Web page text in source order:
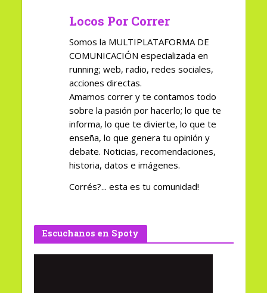
Locos Por Correr
Somos la MULTIPLATAFORMA DE
COMUNICACIÓN especializada en
running; web, radio, redes sociales,
acciones directas.
Amamos correr y te contamos todo
sobre la pasión por hacerlo; lo que te
informa, lo que te divierte, lo que te
enseña, lo que genera tu opinión y
debate. Noticias, recomendaciones,
historia, datos e imágenes.
Corrés?... esta es tu comunidad!
Escuchanos en Spoty